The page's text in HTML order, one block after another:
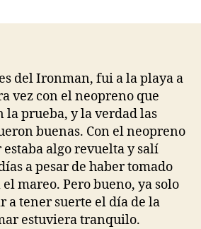
del Ironman, fui a la playa a
vez con el neopreno que
la prueba, y la verdad las
buenas. Con el neopreno
algo revuelta y salí
a pesar de haber tomado
mareo. Pero bueno, ya solo
a tener suerte el día de la
estuviera tranquilo.